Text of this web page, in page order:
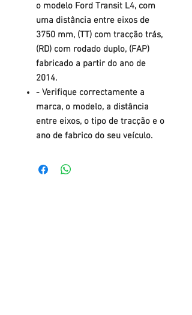
o modelo Ford Transit L4, com
uma distância entre eixos de
3750 mm, (TT) com tracção trás,
(RD) com rodado duplo, (FAP)
fabricado a partir do ano de
2014.
- Verifique correctamente a
marca, o modelo, a distância
entre eixos, o tipo de tracção e o
ano de fabrico do seu veículo.